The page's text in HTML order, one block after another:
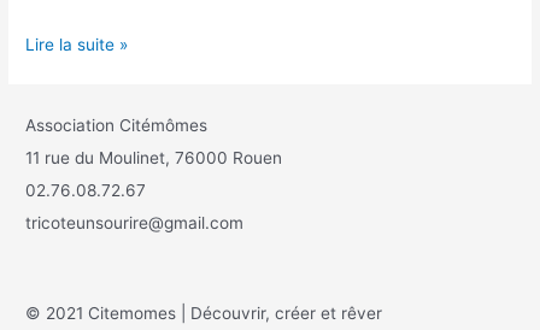
Lire la suite »
Association Citémômes
11 rue du Moulinet, 76000 Rouen
02.76.08.72.67
tricoteunsourire@gmail.com
© 2021 Citemomes | Découvrir, créer et rêver